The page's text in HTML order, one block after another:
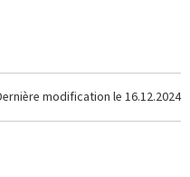
modification le 16.12.2024